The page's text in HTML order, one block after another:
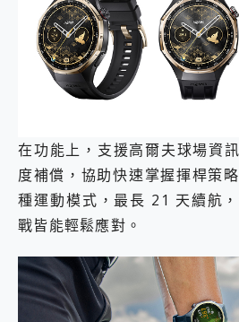
在功能上，支援高爾夫球場資
度補償，協助快速掌握揮桿策
種運動模式，最長 21 天續航
戰皆能輕鬆應對。